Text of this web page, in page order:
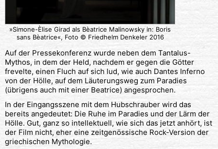
»Simone-Èlise Girad als Bèatrice Malinowsky in: Boris
sans Bèatrice«, Foto © Friedhelm Denkeler 2016
Auf der Pressekonferenz wurde neben dem Tantalus-
Mythos, in dem der Held, nachdem er gegen die Götter
frevelte, einen Fluch auf sich lud, wie auch Dantes Inferno
von der Hölle, auf dem Läuterungsweg zum Paradies
(übrigens auch mit einer Beatrice) angesprochen.
In der Eingangsszene mit dem Hubschrauber wird das
bereits angedeutet: Die Ruhe im Paradies und der Lärm der
Hölle. Gut, ganz so intellektuell, wie sich das jetzt anhört, ist
der Film nicht, eher eine zeitgenössische Rock-Version der
griechischen Mythologie.